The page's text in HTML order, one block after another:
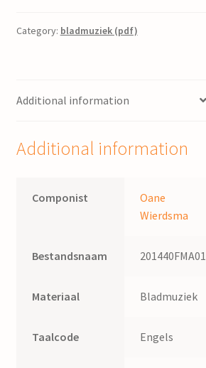
gemengd
trompetten
trombones
Whittier
Oane
quantity
Category: bladmuziek (pdf)
Additional information
Additional information
Componist
Oane
Wierdsma
Bestandsnaam 201440FMA011
Materiaal Bladmuziek
Taalcode Engels